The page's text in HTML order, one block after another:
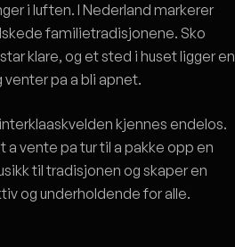
i luften. I Nederland markerer
familietradisjonene. Sko
klare, og et sted i huset ligger en
pa a bli apnet.
kjennes endelos.
vente pa tur til a pakke opp en
til tradisjonen og skaper en
og underholdende for alle.